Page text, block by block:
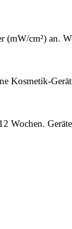
(mW/cm²) an.
Kosmetik-
Wochen.